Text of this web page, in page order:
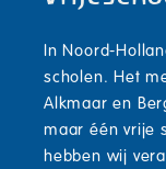
In Noord-
scholen. Het
Alkmaar en
maar één vrije
hebben wij